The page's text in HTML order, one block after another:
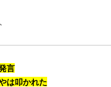
言
は叩かれた